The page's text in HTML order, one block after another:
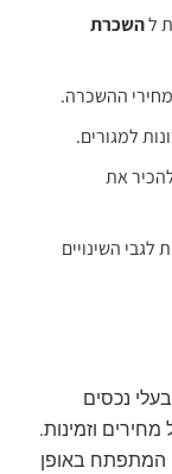
להשכרת
ההשכרה.
למגורים.
את
לגבי השינויים
נכסים
וזמינות.
המתפתח באופן